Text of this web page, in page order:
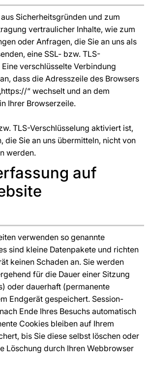
Sicherheitsgründen und zum
vertraulicher Inhalte, wie zum
oder Anfragen, die Sie an uns als
eine SSL- bzw. TLS-
verschlüsselte Verbindung
dass die Adresszeile des Browsers
“ wechselt und an dem
Ihrer Browserzeile.
TLS-Verschlüsselung aktiviert ist,
die Sie an uns übermitteln, nicht von
werden.
auf
verwenden so genannte
sind kleine Datenpakete und richten
keinen Schaden an. Sie werden
für die Dauer einer Sitzung
oder dauerhaft (permanente
Endgerät gespeichert. Session-
Ende Ihres Besuchs automatisch
Cookies bleiben auf Ihrem
bis Sie diese selbst löschen oder
Löschung durch Ihren Webbrowser